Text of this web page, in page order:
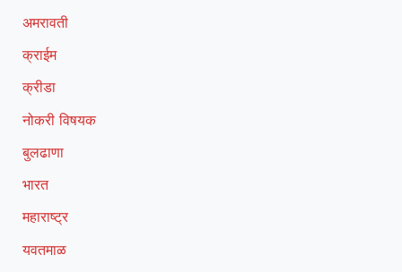
अमरावती
क्राईम
क्रीडा
नोकरी विषयक
बुलढाणा
भारत
महाराष्ट्र
यवतमाळ